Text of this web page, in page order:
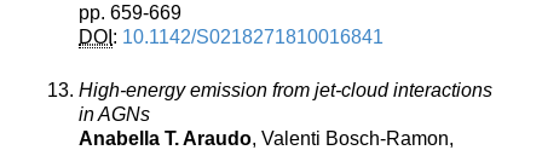
pp. 659-669
DOI : 10.1142/S0218271810016841
High-energy emission from jet-cloud interactions
in AGNs
Anabella T. Araudo, Valenti Bosch-Ramon,